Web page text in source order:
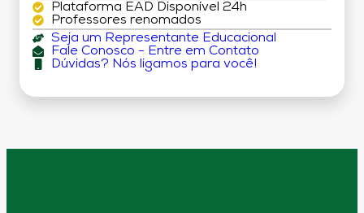
Plataforma EAD Disponível 24h
Professores renomados
Seja um Representante Educacional
Fale Conosco - Entre em Contato
Dúvidas? Nós ligamos para você!